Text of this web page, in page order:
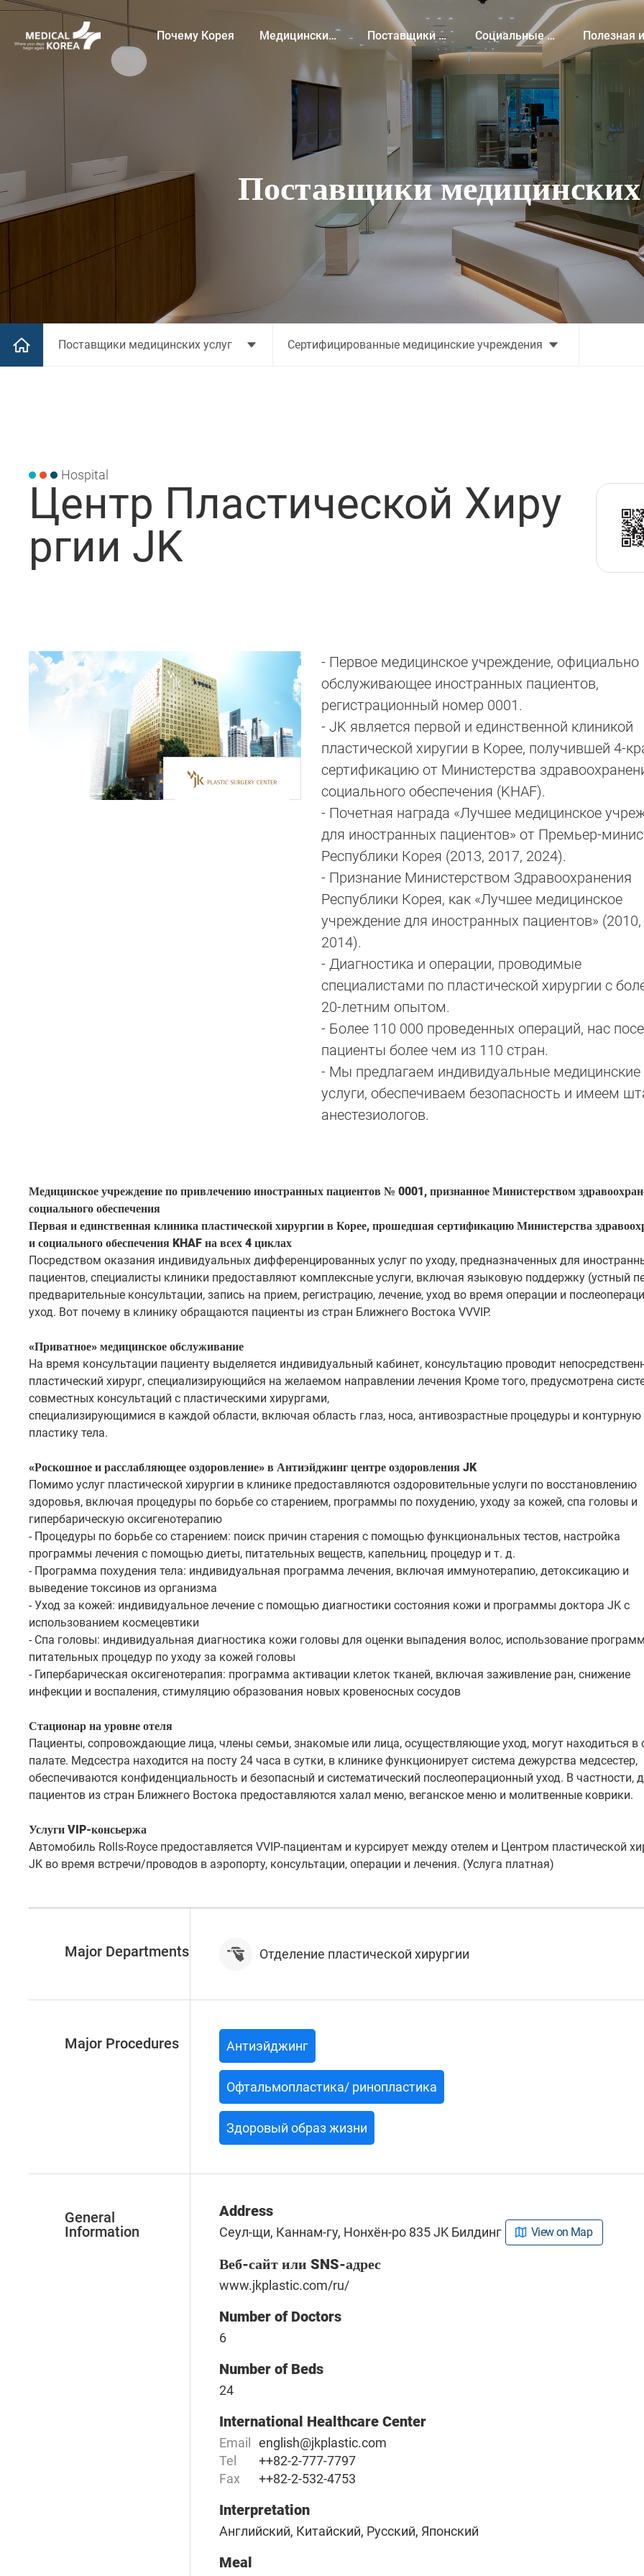
Почему Корея Медицинские услуги Поставщики медицинских услуг Социальные сети Полезная
Поставщики медицинских
Поставщики медицинских услуг Сертифицированные медицинские учреждения
Hospital
Центр Пластической Хиру
ргии JK
- Первое медицинское учреждение, официально
обслуживающее иностранных пациентов,
регистрационный номер 0001.
- JK является первой и единственной клиникой
пластической хиругии в Корее, получившей 4-
сертификацию от Министерства
социального обеспечения (KHAF).
- Почетная награда «Лучшее медицинское
для иностранных пациентов» от Премьер-
Республики Корея (2013, 2017, 2024).
- Признание Министерством Здравоохранения
Республики Корея, как «Лучшее медицинское
учреждение для иностранных пациентов» (2010,
2014).
- Диагностика и операции, проводимые
специалистами по пластической хирургии с
20-летним опытом.
- Более 110 000 проведенных операций, нас
пациенты более чем из 110 стран.
- Мы предлагаем индивидуальные медицинские
услуги, обеспечиваем безопасность и имеем
анестезиологов.
Медицинское учреждение по привлечению иностранных пациентов № 0001, признанное Министерством
социального обеспечения
Первая и единственная клиника пластической хирургии в Корее, прошедшая сертификацию Министерства
и социального обеспечения KHAF на всех 4 циклах
Посредством оказания индивидуальных дифференцированных услуг по уходу, предназначенных для
пациентов, специалисты клиники предоставляют комплексные услуги, включая языковую поддержку (устный
предварительные консультации, запись на прием, регистрацию, лечение, уход во время операции и
уход. Вот почему в клинику обращаются пациенты из стран Ближнего Востока VVVIP.
«Приватное» медицинское обслуживание
На время консультации пациенту выделяется индивидуальный кабинет, консультацию проводит
пластический хирург, специализирующийся на желаемом направлении лечения Кроме того, предусмотрена
совместных консультаций с пластическими хирургами,
специализирующимися в каждой области, включая область глаз, носа, антивозрастные процедуры и контурную
пластику тела.
«Роскошное и расслабляющее оздоровление» в Антиэйджинг центре оздоровления JK
Помимо услуг пластической хирургии в клинике предоставляются оздоровительные услуги по восстановлению
здоровья, включая процедуры по борьбе со старением, программы по похудению, уходу за кожей, спа головы и
гипербарическую оксигенотерапию
- Процедуры по борьбе со старением: поиск причин старения с помощью функциональных тестов, настройка
программы лечения с помощью диеты, питательных веществ, капельниц, процедур и т. д.
- Программа похудения тела: индивидуальная программа лечения, включая иммунотерапию, детоксикацию и
выведение токсинов из организма
- Уход за кожей: индивидуальное лечение с помощью диагностики состояния кожи и программы доктора JK с
использованием космецевтики
- Спа головы: индивидуальная диагностика кожи головы для оценки выпадения волос, использование
питательных процедур по уходу за кожей головы
- Гипербарическая оксигенотерапия: программа активации клеток тканей, включая заживление ран, снижение
инфекции и воспаления, стимуляцию образования новых кровеносных сосудов
Стационар на уровне отеля
Пациенты, сопровождающие лица, члены семьи, знакомые или лица, осуществляющие уход, могут находиться в
палате. Медсестра находится на посту 24 часа в сутки, в клинике функционирует система дежурства медсестер,
обеспечиваются конфиденциальность и безопасный и систематический послеоперационный уход. В частности,
пациентов из стран Ближнего Востока предоставляются халал меню, веганское меню и молитвенные коврики.
Услуги VIP-консьержа
Автомобиль Rolls-Royce предоставляется VVIP-пациентам и курсирует между отелем и Центром пластической
JK во время встречи/проводов в аэропорту, консультации, операции и лечения. (Услуга платная)
Major Departments Отделение пластической хирургии
Major Procedures Антиэйджинг
Офтальмопластика/ ринопластика
Здоровый образ жизни
General
Information
Address
Сеул-щи, Каннам-гу, Нонхён-ро 835 JK Билдинг View on Map
Веб-сайт или SNS-адрес
www.jkplastic.com/ru/
Number of Doctors
6
Number of Beds
24
International Healthcare Center
Email
english@jkplastic.com
Tel
++82-2-777-7797
Fax
++82-2-532-4753
Interpretation
Английский, Китайский, Русский, Японский
Meal